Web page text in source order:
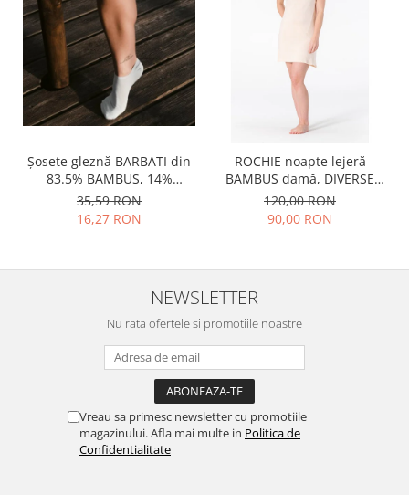
Șosete gleznă BARBATI din
83.5% BAMBUS, 14%
poliamidă, 2% elastan si
0.5% PPE, grosime medie
35,59 RON
16,27 RON
ROCHIE noapte lejeră
BAMBUS damă, DIVERSE
lungimi
120,00 RON
90,00 RON
NEWSLETTER
Nu rata ofertele si promotiile noastre
Vreau sa primesc newsletter cu promotiile
magazinului. Afla mai multe in Politica de
Confidentialitate